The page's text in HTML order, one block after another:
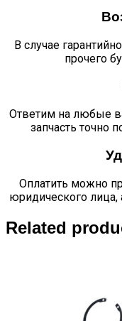
В случае
прочего
Ответим на любые
запчасть точно
Оплатить можно
юридического лица,
Related